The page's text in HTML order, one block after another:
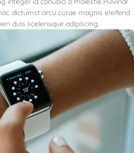
dictumst arcu curae magnis eleifend
duis scelerisque adipiscing.